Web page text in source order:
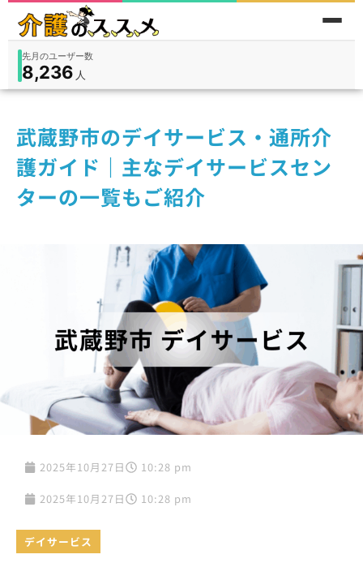
在宅9,360入所3,194
人
累計問い合わせ数
185件
武蔵野市のデイサービス・通所介
護ガイド｜主なデイサービスセン
ターの一覧もご紹介
2025年10月27日 10:28 pm
2025年10月27日 10:28 pm
デイサービス